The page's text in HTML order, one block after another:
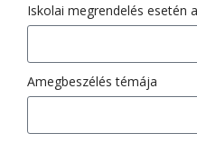
Iskolai megrendelés esetén
Amegbeszélés témája